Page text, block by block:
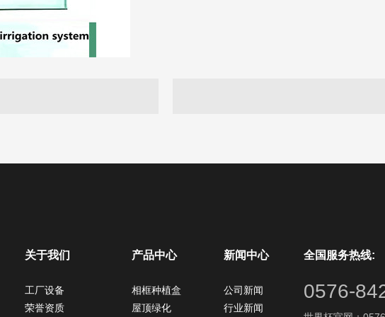
关于我们
工厂设备
荣誉资质
产品中心
相框种植盒
屋顶绿化
新闻中心
公司新闻
行业新闻
全国服务热线:
0576-